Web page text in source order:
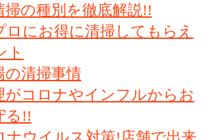
掃の種別を徹底解説!!
ロにお得に清掃してもらえ
ト
の清掃事情
がコロナやインフルからお
る!!